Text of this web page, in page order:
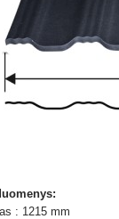
: 1215 mm